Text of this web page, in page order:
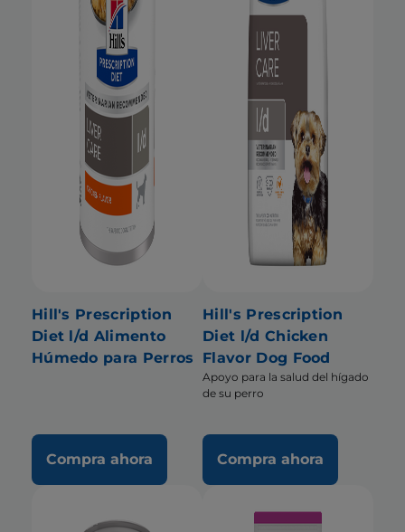
Hill's Prescription
Diet l/d Alimento
Húmedo para Perros
Compra ahora
Hill's Prescription
Diet l/d Chicken
Flavor Dog Food
Apoyo para la salud del hígado
de su perro
Compra ahora